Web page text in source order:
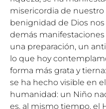
misericordia de nuestro
benignidad de Dios
demás
una preparación, un
lo que hoy
forma más grata y
se ha hecho visible en
humanidad: un Niño
es, al mismo tiempo, el